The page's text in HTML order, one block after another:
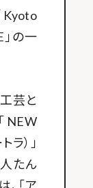
の一
芸と
NEW
）」
たん